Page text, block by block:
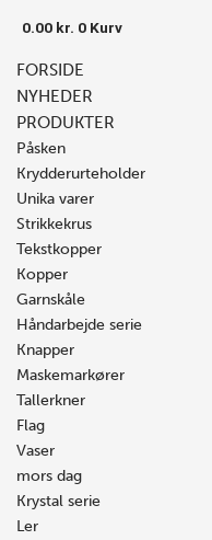
0.00 kr. 0 Kurv
FORSIDE
NYHEDER
PRODUKTER
Påsken
Krydderurteholder
Unika varer
Strikkekrus
Tekstkopper
Kopper
Garnskåle
Håndarbejde serie
Knapper
Maskemarkører
Tallerkner
Flag
Vaser
mors dag
Krystal serie
Ler